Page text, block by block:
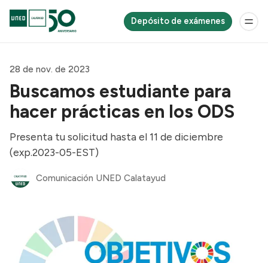
Depósito de exámenes
28 de nov. de 2023
Buscamos estudiante para
hacer prácticas en los ODS
Presenta tu solicitud hasta el 11 de diciembre
(exp.2023-05-EST)
Comunicación UNED Calatayud